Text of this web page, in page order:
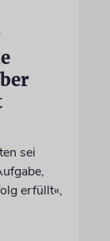
sei
erfüllt«,